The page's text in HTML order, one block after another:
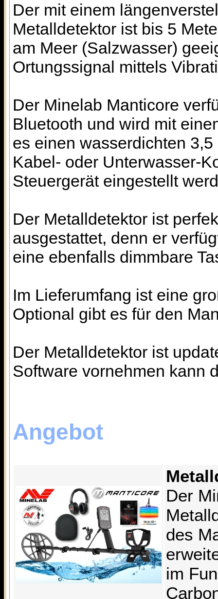
Der mit einem
Metalldetektor ist bis 5
am Meer (Salzwasser)
Ortungssignal mittels
Der Minelab Manticore
Bluetooth und wird mit
es einen wasserdichten
Kabel- oder Unterwasser-
Steuergerät eingestellt
Der Metalldetektor ist
ausgestattet, denn er
eine ebenfalls dimmbare
Im Lieferumfang ist eine
Optional gibt es für den
Der Metalldetektor ist
Software vornehmen kann
Angebot
Der
des
im